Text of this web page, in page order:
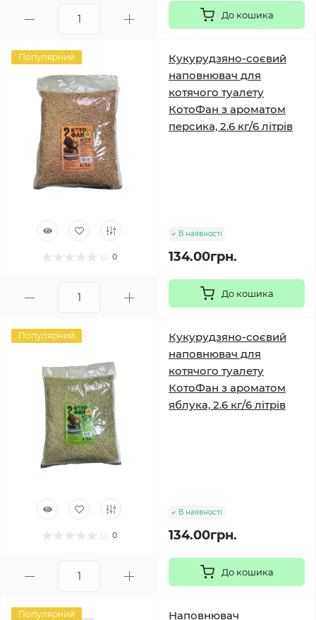
До кошика
Популярний
0
Кукурудзяно-соєвий
наповнювач для
котячого туалету
КотоФан з ароматом
персика, 2.6 кг/6 літрів
В наявності
134.00грн.
До кошика
Популярний
0
Кукурудзяно-соєвий
наповнювач для
котячого туалету
КотоФан з ароматом
яблука, 2.6 кг/6 літрів
В наявності
134.00грн.
До кошика
Популярний
Наповнювач